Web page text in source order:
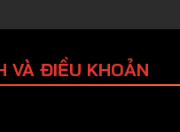
VÀ ĐIỀU KHOẢN